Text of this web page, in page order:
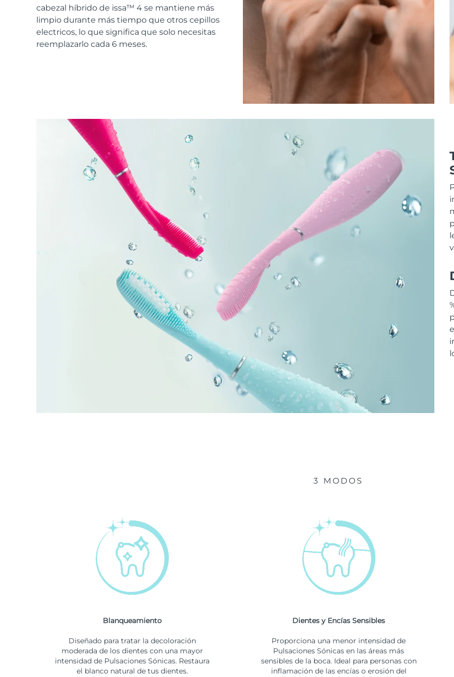
cabezal híbrido de issa™ 4 se mantiene más
limpio durante más tiempo que otros cepillos
electricos, lo que significa que solo necesitas
reemplazarlo cada 6 meses.
3 MODOS
Blanqueamiento
Diseñado para tratar la decoloración
moderada de los dientes con una mayor
intensidad de Pulsaciones Sónicas. Restaura
el blanco natural de tus dientes.
Dientes y Encías Sensibles
Proporciona una menor intensidad de
Pulsaciones Sónicas en las áreas más
sensibles de la boca. Ideal para personas con
inflamación de las encías o erosión del
All acne treatment devices
All revitalizing eye massagers
Cuidado de la piel KIWI™
Serum
For healthy hair
issa™ Teeth Whitening Gel
18% PAP
Cosméticos Hombres